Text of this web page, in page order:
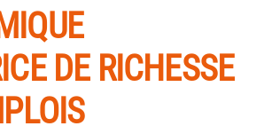
DE RICHESSE